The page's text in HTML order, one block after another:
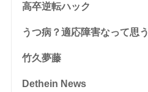
高卒逆転ハック
うつ病？適応障害なって思う
竹久夢藤
Dethein News